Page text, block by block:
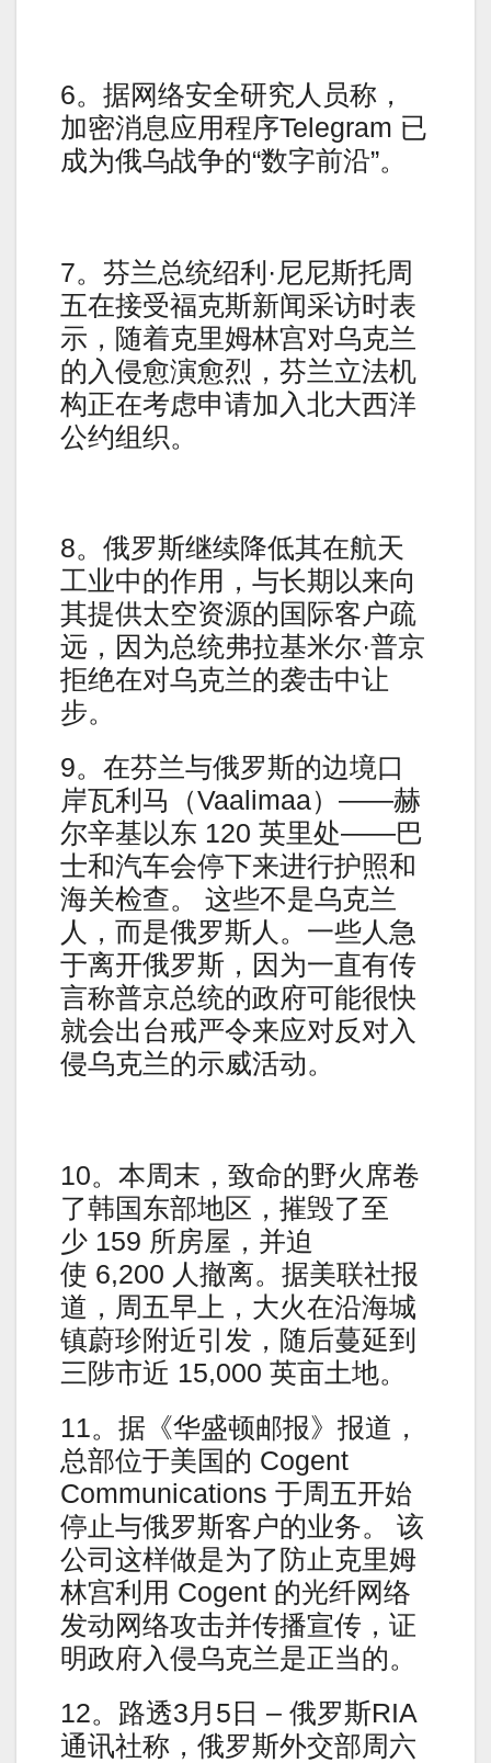
6。据网络安全研究人员称，
加密消息应用程序Telegram 已
成为俄乌战争的“数字前沿”。
7。芬兰总统绍利·尼尼斯托周
五在接受福克斯新闻采访时表
示，随着克里姆林宫对乌克兰
的入侵愈演愈烈，芬兰立法机
构正在考虑申请加入北大西洋
公约组织。
8。俄罗斯继续降低其在航天
工业中的作用，与长期以来向
其提供太空资源的国际客户疏
远，因为总统弗拉基米尔·普京
拒绝在对乌克兰的袭击中让
步。
9。在芬兰与俄罗斯的边境口
岸瓦利马（Vaalimaa）——赫
尔辛基以东 120 英里处——巴
士和汽车会停下来进行护照和
海关检查。 这些不是乌克兰
人，而是俄罗斯人。一些人急
于离开俄罗斯，因为一直有传
言称普京总统的政府可能很快
就会出台戒严令来应对反对入
侵乌克兰的示威活动。
10。本周末，致命的野火席卷
了韩国东部地区，摧毁了至
少 159 所房屋，并迫
使 6,200 人撤离。据美联社报
道，周五早上，大火在沿海城
镇蔚珍附近引发，随后蔓延到
三陟市近 15,000 英亩土地。
11。据《华盛顿邮报》报道，
总部位于美国的 Cogent
Communications 于周五开始
停止与俄罗斯客户的业务。 该
公司这样做是为了防止克里姆
林宫利用 Cogent 的光纤网络
发动网络攻击并传播宣传，证
明政府入侵乌克兰是正当的。
12。路透3月5日 – 俄罗斯RIA
通讯社称，俄罗斯外交部周六